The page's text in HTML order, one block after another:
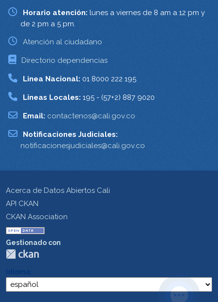
Horario atención: lunes a viernes de 8 am a 12 pm y
de 2 pm a 5 pm.
Atención al ciudadano
Directorio dependencias
Linea Nacional: 01 8000 222 195
Lineas Locales: 195 - (57+2) 887 9020
Email: contactenos@cali.gov.co
Notificaciones Judiciales:
notificacionesjudiciales@cali.gov.co
Acerca de Datos Abiertos Cali
API CKAN
CKAN Association
Gestionado con